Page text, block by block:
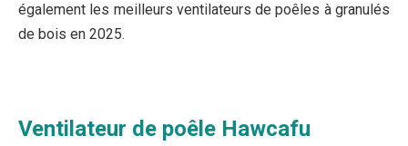
également les meilleurs ventilateurs de poêles à granulés
de bois en 2025.
Ventilateur de poêle Hawcafu